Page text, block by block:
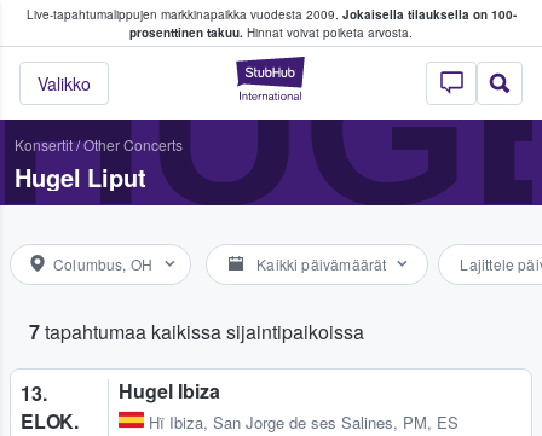
Live-tapahtumalippujen markkinapaikka vuodesta 2009. Jokaisella tilauksella on 100-
prosenttinen takuu. Hinnat voivat poiketa arvosta.
StubHub -
Valikko
fanit ostavat ja myyvät lippuja
Konsertit/Other Concerts
Hugel Liput
Columbus, OH Kaikki päivämäärät Lajittele
7tapahtumaa kaikissa sijaintipaikoissa
13.
ELOK.
Hugel Ibiza
Hï Ibiza, San Jorge de ses Salines, PM, ES